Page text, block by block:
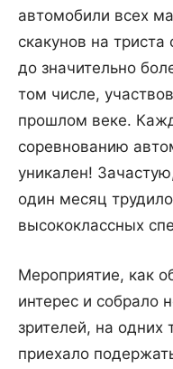
автомобили всех
скакунов на
до значительно
том числе,
прошлом веке.
соревнованию
уникален!
один месяц
высококлассных
Мероприятие, как
интерес и собрало
зрителей, на одних
приехало